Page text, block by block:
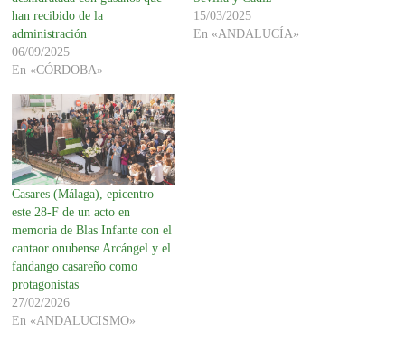
han recibido de la
administración
06/09/2025
En «CÓRDOBA»
15/03/2025
En «ANDALUCÍA»
Casares (Málaga), epicentro
este 28-F de un acto en
memoria de Blas Infante con el
cantaor onubense Arcángel y el
fandango casareño como
protagonistas
27/02/2026
En «ANDALUCISMO»